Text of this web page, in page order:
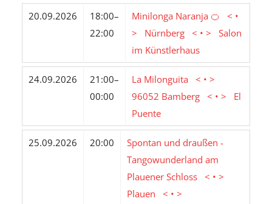
20.09.2026
18:00–
22:00
Minilonga Naranja 🍊 < •
> Nürnberg < • > Salon
im Künstlerhaus
24.09.2026
21:00–
00:00
La Milonguita < • >
96052 Bamberg < • > El
Puente
25.09.2026 20:00
Spontan und draußen -
Tangowunderland am
Plauener Schloss < • >
Plauen < • >